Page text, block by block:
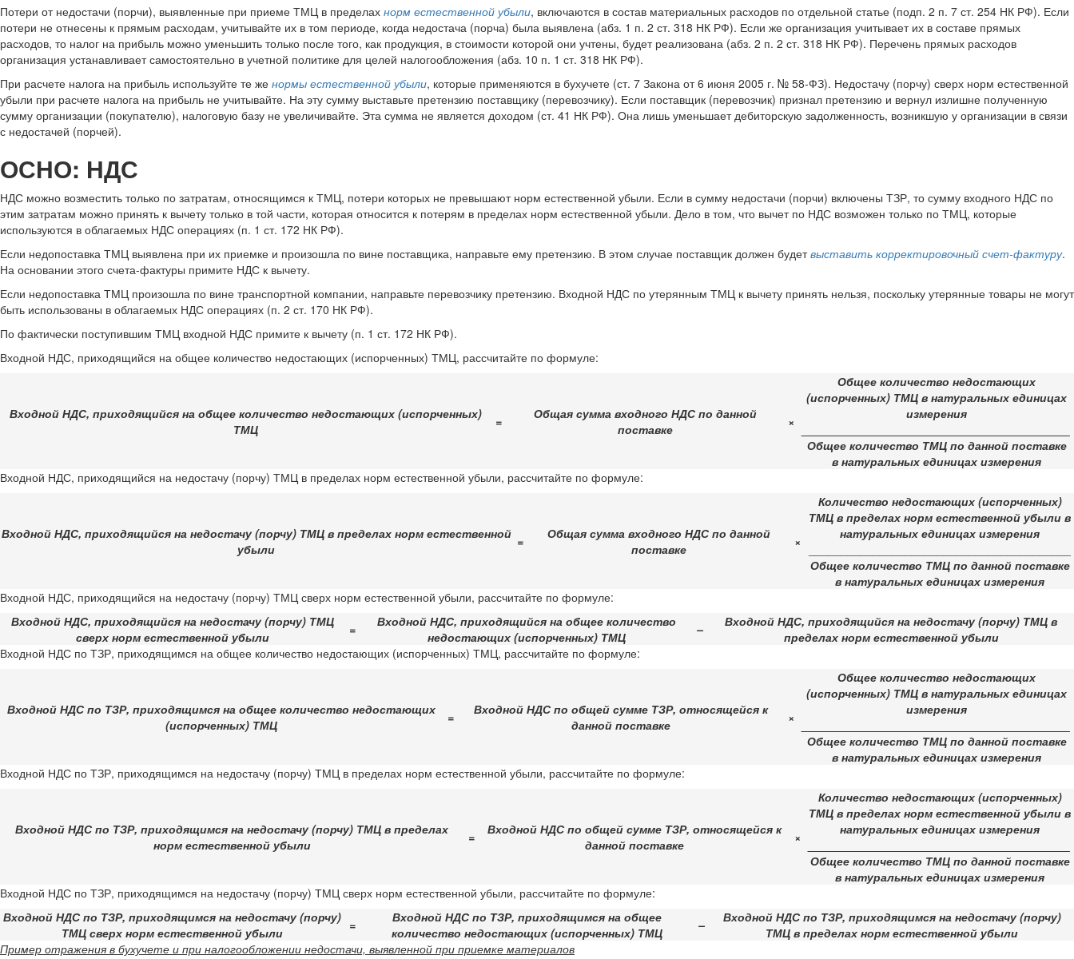
Потери от недостачи (порчи), выявленные при приеме ТМЦ в пределах норм естественной убыли, включаются в состав материальных расходов по отдельной статье (подп. 2 п. 7 ст. 254 НК РФ). Если
потери не отнесены к прямым расходам, учитывайте их в том периоде, когда недостача (порча) была выявлена (абз. 1 п. 2 ст. 318 НК РФ). Если же организация учитывает их в составе прямых
расходов, то налог на прибыль можно уменьшить только после того, как продукция, в стоимости которой они учтены, будет реализована (абз. 2 п. 2 ст. 318 НК РФ). Перечень прямых расходов
организация устанавливает самостоятельно в учетной политике для целей налогообложения (абз. 10 п. 1 ст. 318 НК РФ).
При расчете налога на прибыль используйте те же нормы естественной убыли, которые применяются в бухучете (ст. 7 Закона от 6 июня 2005 г. № 58-ФЗ). Недостачу (порчу) сверх норм естественной
убыли при расчете налога на прибыль не учитывайте. На эту сумму выставьте претензию поставщику (перевозчику). Если поставщик (перевозчик) признал претензию и вернул излишне полученную
сумму организации (покупателю), налоговую базу не увеличивайте. Эта сумма не является доходом (ст. 41 НК РФ). Она лишь уменьшает дебиторскую задолженность, возникшую у организации в связи
с недостачей (порчей).
ОСНО: НДС
НДС можно возместить только по затратам, относящимся к ТМЦ, потери которых не превышают норм естественной убыли. Если в сумму недостачи (порчи) включены ТЗР, то сумму входного НДС по
этим затратам можно принять к вычету только в той части, которая относится к потерям в пределах норм естественной убыли. Дело в том, что вычет по НДС возможен только по ТМЦ, которые
используются в облагаемых НДС операциях (п. 1 ст. 172 НК РФ).
Если недопоставка ТМЦ выявлена при их приемке и произошла по вине поставщика, направьте ему претензию. В этом случае поставщик должен будетвыставить корректировочный счет-фактуру.
На основании этого счета-фактуры примите НДС к вычету.
Если недопоставка ТМЦ произошла по вине транспортной компании, направьте перевозчику претензию. Входной НДС по утерянным ТМЦ к вычету принять нельзя, поскольку утерянные товары не могут
быть использованы в облагаемых НДС операциях (п. 2 ст. 170 НК РФ).
По фактически поступившим ТМЦ входной НДС примите к вычету (п. 1 ст. 172 НК РФ).
Входной НДС, приходящийся на общее количество недостающих (испорченных) ТМЦ, рассчитайте по формуле:
Входной НДС, приходящийся на общее количество недостающих (испорченных)
ТМЦ
=
Общая сумма входного НДС по данной
поставке
×
Общее количество недостающих
(испорченных) ТМЦ в натуральных единицах
измерения
Общее количество ТМЦ по данной поставке
в натуральных единицах измерения
Входной НДС, приходящийся на недостачу (порчу) ТМЦ в пределах норм естественной убыли, рассчитайте по формуле:
Входной НДС, приходящийся на недостачу (порчу) ТМЦ в пределах норм естественной
убыли
=
Общая сумма входного НДС по данной
поставке
×
Количество недостающих (испорченных)
ТМЦ в пределах норм естественной убыли в
натуральных единицах измерения
Общее количество ТМЦ по данной поставке
в натуральных единицах измерения
Входной НДС, приходящийся на недостачу (порчу) ТМЦ сверх норм естественной убыли, рассчитайте по формуле:
Входной НДС, приходящийся на недостачу (порчу) ТМЦ
сверх норм естественной убыли
=
Входной НДС, приходящийся на общее количество
недостающих (испорченных) ТМЦ
–
Входной НДС, приходящийся на недостачу (порчу) ТМЦ в
пределах норм естественной убыли
Входной НДС по ТЗР, приходящимся на общее количество недостающих (испорченных) ТМЦ, рассчитайте по формуле:
Входной НДС по ТЗР, приходящимся на общее количество недостающих
(испорченных) ТМЦ
=
Входной НДС по общей сумме ТЗР, относящейся к
данной поставке
×
Общее количество недостающих
(испорченных) ТМЦ в натуральных единицах
измерения
Общее количество ТМЦ по данной поставке
в натуральных единицах измерения
Входной НДС по ТЗР, приходящимся на недостачу (порчу) ТМЦ в пределах норм естественной убыли, рассчитайте по формуле:
Входной НДС по ТЗР, приходящимся на недостачу (порчу) ТМЦ в пределах
норм естественной убыли
=
Входной НДС по общей сумме ТЗР, относящейся к
данной поставке
×
Количество недостающих (испорченных)
ТМЦ в пределах норм естественной убыли в
натуральных единицах измерения
Общее количество ТМЦ по данной поставке
в натуральных единицах измерения
Входной НДС по ТЗР, приходящимся на недостачу (порчу) ТМЦ сверх норм естественной убыли, рассчитайте по формуле:
Входной НДС по ТЗР, приходящимся на недостачу (порчу)
ТМЦ сверх норм естественной убыли
=
Входной НДС по ТЗР, приходящимся на общее
количество недостающих (испорченных) ТМЦ
–
Входной НДС по ТЗР, приходящимся на недостачу (порчу)
ТМЦ в пределах норм естественной убыли
Пример отражения в бухучете и при налогообложении недостачи, выявленной при приемке материалов